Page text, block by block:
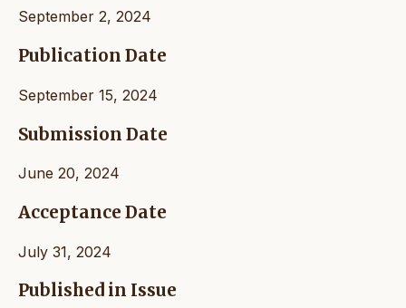
September 2, 2024
Publication Date
September 15, 2024
Submission Date
June 20, 2024
Acceptance Date
July 31, 2024
Published in Issue